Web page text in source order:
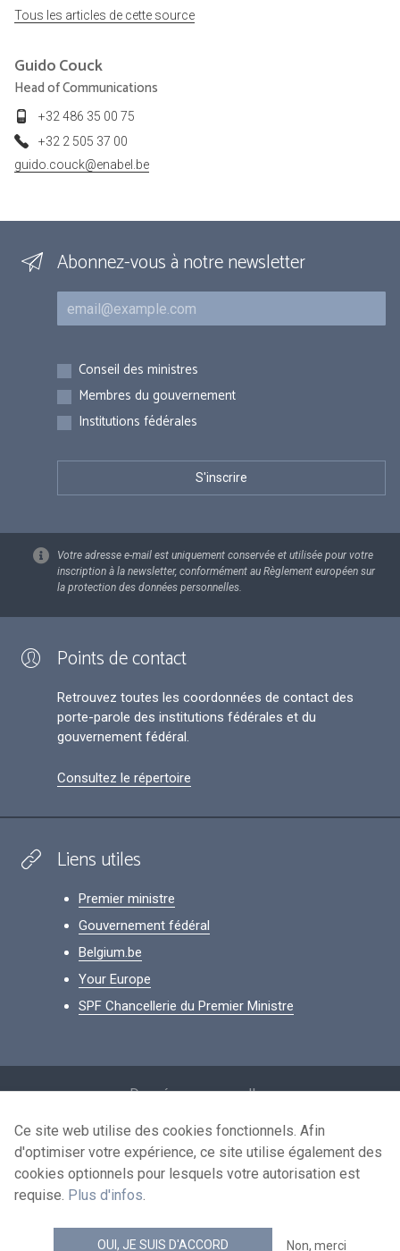
Tous les articles de cette source
GuidoCouck
Head of Communications
+32 486 35 00 75
+32 2 505 37 00
guido.couck@enabel.be
Abonnez-vous à notre newsletter
Courriel
Inscriptions
Conseil des ministres
Membres du gouvernement
Institutions fédérales
Votre adresse e-mail est uniquement conservée et utilisée pour votre
inscription à la newsletter, conformément au Règlement européen sur
la protection des données personnelles.
Points de contact
Retrouvez toutes les coordonnées de contact des
porte-parole des institutions fédérales et du
gouvernement fédéral.
Consultez le répertoire
Liens utiles
Premier ministre
Gouvernement fédéral
Belgium.be
Your Europe
SPF Chancellerie du Premier Ministre
Données personnelles
Conditions de réutilisation
Contactez-nous
news.belgium flux RSS
Ce site web utilise des cookies fonctionnels. Afin
d'optimiser votre expérience, ce site utilise également des
cookies optionnels pour lesquels votre autorisation est
requise. Plus d'infos.
OUI, JE SUIS D'ACCORD Non, merci